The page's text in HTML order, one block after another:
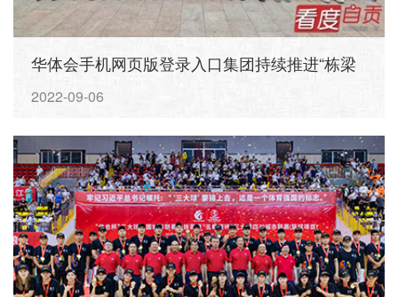
华体会手机网页版登录入口集团持续推进“栋梁
计划”助学行动情暖莘莘学子
2022-09-06